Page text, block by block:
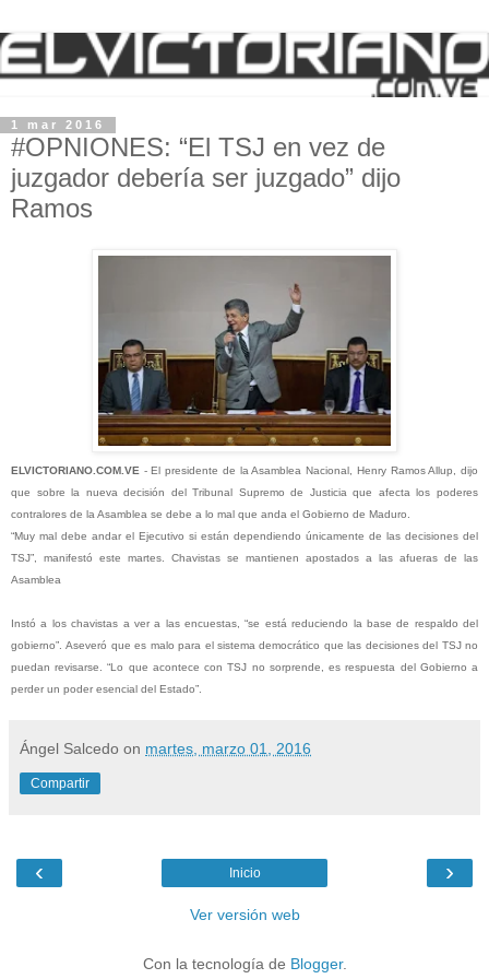
1 mar 2016
#OPNIONES: “El TSJ en vez de
juzgador debería ser juzgado” dijo
Ramos
ELVICTORIANO.COM.VE - El presidente de la Asamblea Nacional, Henry Ramos Allup, dijo
que sobre la nueva decisión del Tribunal Supremo de Justicia que afecta los poderes
contralores de la Asamblea se debe a lo mal que anda el Gobierno de Maduro.
“Muy mal debe andar el Ejecutivo si están dependiendo únicamente de las decisiones del
TSJ”, manifestó este martes. Chavistas se mantienen apostados a las afueras de las
Asamblea
Instó a los chavistas a ver a las encuestas, “se está reduciendo la base de respaldo del
gobierno”.Aseveró que es malo para el sistema democrático que las decisiones del TSJ no
puedan revisarse. “Lo que acontece con TSJ no sorprende, es respuesta del Gobierno a
perder un poder esencial del Estado”.
Ángel Salcedo on martes, marzo 01, 2016
Compartir
‹ ›
Inicio
Ver versión web
Con la tecnología de Blogger.